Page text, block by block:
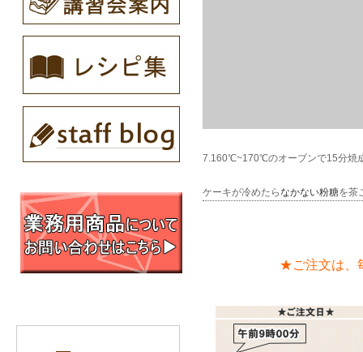
7.160℃~170℃のオーブンで15分焼
ケーキが冷めたらなかない粉糖を茶
★ご注文は、